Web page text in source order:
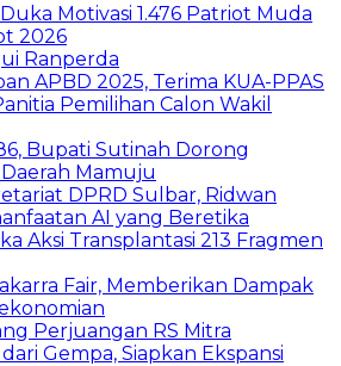
Motivasi 1.476 Patriot Muda
2026
Ranperda
APBD 2025, Terima KUA-PPAS
Pemilihan Calon Wakil
Bupati Sutinah Dorong
Mamuju
DPRD Sulbar, Ridwan
AI yang Beretika
Aksi Transplantasi 213 Fragmen
Fair, Memberikan Dampak
Perjuangan RS Mitra
Gempa, Siapkan Ekspansi